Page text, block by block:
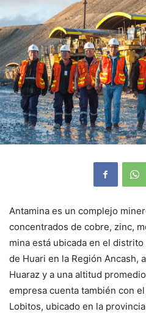
Antamina es un complejo
concentrados de cobre, zinc,
mina está ubicada en el
de Huari en la Región Ancash,
Huaraz y a una altitud
empresa cuenta también con
Lobitos, ubicado en la